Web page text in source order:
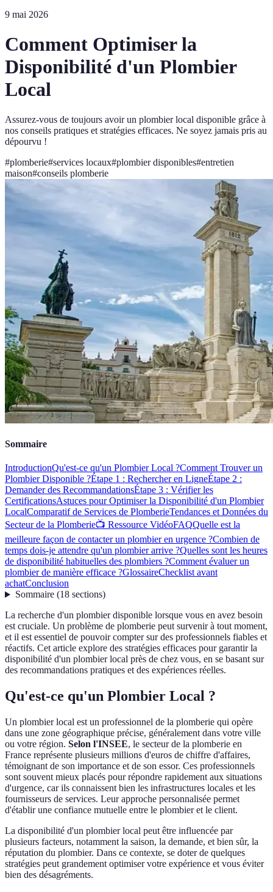
9 mai 2026
Comment Optimiser la
Disponibilité d'un Plombier
Local
Assurez-vous de toujours avoir un plombier local disponible grâce à
nos conseils pratiques et stratégies efficaces. Ne soyez jamais pris au
dépourvu !
#plomberie#services locaux#plombier disponibles#entretien
maison#conseils plomberie
Sommaire
IntroductionQu'est-ce qu'un Plombier Local ?Comment Trouver un
Plombier Disponible ?Étape 1 : Rechercher en LigneÉtape 2 :
Demander des RecommandationsÉtape 3 : Vérifier les
CertificationsAstuces pour Optimiser la Disponibilité d'un Plombier
LocalComparatif de Services de PlomberieTendances et Données du
Secteur de la Plomberie📺 Ressource VidéoFAQQuelle est la
meilleure façon de contacter un plombier en urgence ?Combien de
temps dois-je attendre qu'un plombier arrive ?Quelles sont les heures
de disponibilité habituelles des plombiers ?Comment évaluer un
plombier de manière efficace ?GlossaireChecklist avant
achatConclusion
Sommaire(18 sections)
La recherche d'un plombier disponible lorsque vous en avez besoin
est cruciale. Un problème de plomberie peut survenir à tout moment,
et il est essentiel de pouvoir compter sur des professionnels fiables et
réactifs. Cet article explore des stratégies efficaces pour garantir la
disponibilité d'un plombier local près de chez vous, en se basant sur
des recommandations pratiques et des expériences réelles.
Qu'est-ce qu'un Plombier Local ?
Un plombier local est un professionnel de la plomberie qui opère
dans une zone géographique précise, généralement dans votre ville
ou votre région. Selon l'INSEE, le secteur de la plomberie en
France représente plusieurs millions d'euros de chiffre d'affaires,
témoignant de son importance et de son essor. Ces professionnels
sont souvent mieux placés pour répondre rapidement aux situations
d'urgence, car ils connaissent bien les infrastructures locales et les
fournisseurs de services. Leur approche personnalisée permet
d'établir une confiance mutuelle entre le plombier et le client.
La disponibilité d'un plombier local peut être influencée par
plusieurs facteurs, notamment la saison, la demande, et bien sûr, la
réputation du plombier. Dans ce contexte, se doter de quelques
stratégies peut grandement optimiser votre expérience et vous éviter
bien des désagréments.